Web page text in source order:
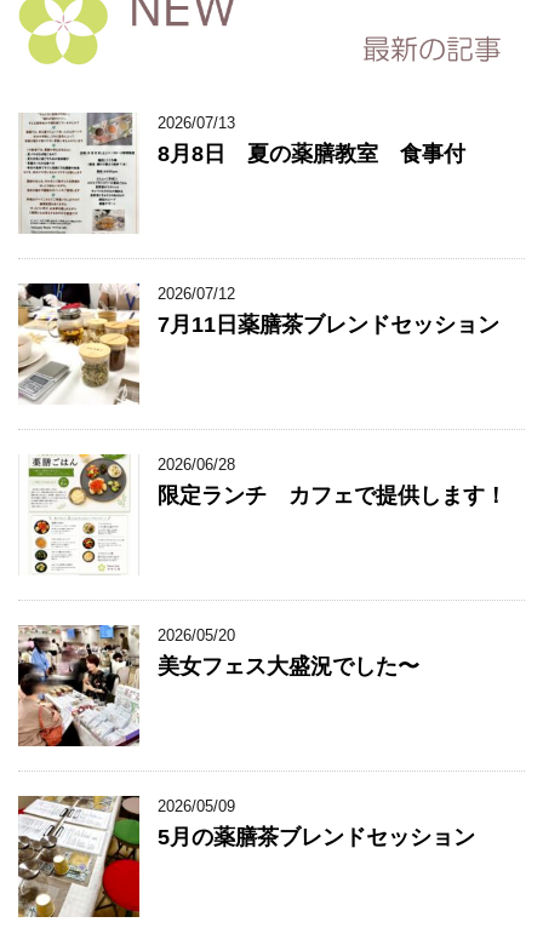
2026/07/13
8月8日 夏の薬膳教室 食事付
2026/07/12
7月11日薬膳茶ブレンドセッション
2026/06/28
限定ランチ カフェで提供します！
2026/05/20
美女フェス大盛況でした〜
2026/05/09
5月の薬膳茶ブレンドセッション